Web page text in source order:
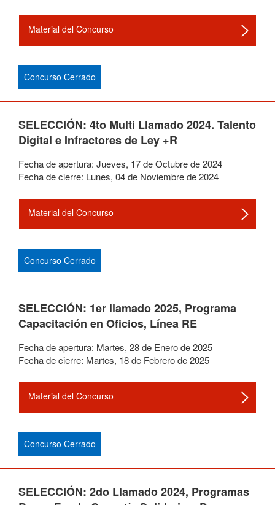
Material del Concurso
Concurso Cerrado
SELECCIÓN: 4to Multi Llamado 2024. Talento
Digital e Infractores de Ley +R
Fecha de apertura: Jueves, 17deOctubrede2024
Fecha de cierre: Lunes, 04de Noviembrede2024
Material del Concurso
Concurso Cerrado
SELECCIÓN: 1er llamado 2025, Programa
Capacitación en Oficios, Línea RE
Fecha de apertura: Martes, 28de Enerode2025
Fecha de cierre: Martes, 18de Febrerode2025
Material del Concurso
Concurso Cerrado
SELECCIÓN: 2do Llamado 2024, Programas